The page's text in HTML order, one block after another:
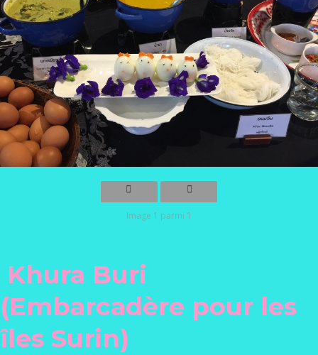
Image 1 parmi 1
Khura Buri
(Embarcadère pour les
îles Surin)